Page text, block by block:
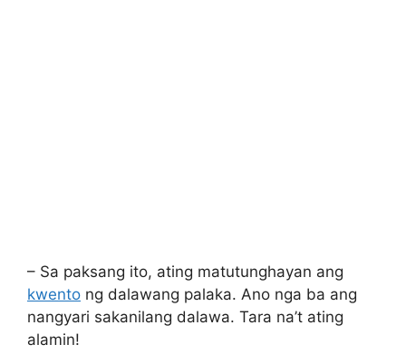
– Sa paksang ito, ating matutunghayan ang
kwento ng dalawang palaka. Ano nga ba ang
nangyari sakanilang dalawa. Tara na’t ating
alamin!